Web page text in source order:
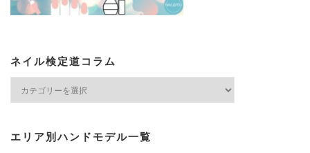
ネイル検定道コラム
定
エリア別ハンドモデル一覧